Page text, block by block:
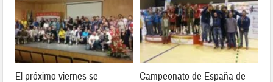
El próximo viernes se Campeonato de España de